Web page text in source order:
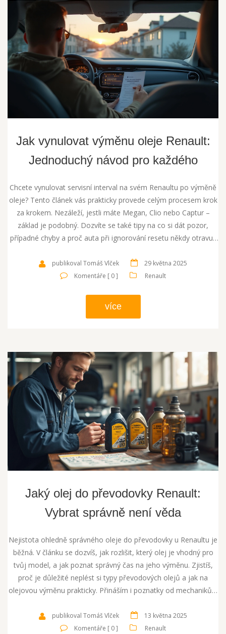
Jak vynulovat výměnu oleje Renault:
Jednoduchý návod pro každého
Chcete vynulovat servisní interval na svém Renaultu po výměně
oleje? Tento článek vás prakticky provede celým procesem krok
za krokem. Nezáleží, jestli máte Megan, Clio nebo Captur –
základ je podobný. Dozvíte se také tipy na co si dát pozor,
případné chyby a proč auta při ignorování resetu někdy otravují
servisu a ušetřete čas i nervy.
publikoval Tomáš Vlček
29 května 2025
Komentáře [ 0 ]
Renault
více
Jaký olej do převodovky Renault:
Vybrat správně není věda
Nejistota ohledně správného oleje do převodovky u Renaultu je
běžná. V článku se dozvíš, jak rozlišit, který olej je vhodný pro
tvůj model, a jak poznat správný čas na jeho výměnu. Zjistíš,
proč je důležité neplést si typy převodových olejů a jak na
olejovou výměnu prakticky. Přináším i poznatky od mechaniků a
na co dát bacha při nakupování a co může zkazit špatně zvolený
olej.
publikoval Tomáš Vlček
13 května 2025
Komentáře [ 0 ]
Renault